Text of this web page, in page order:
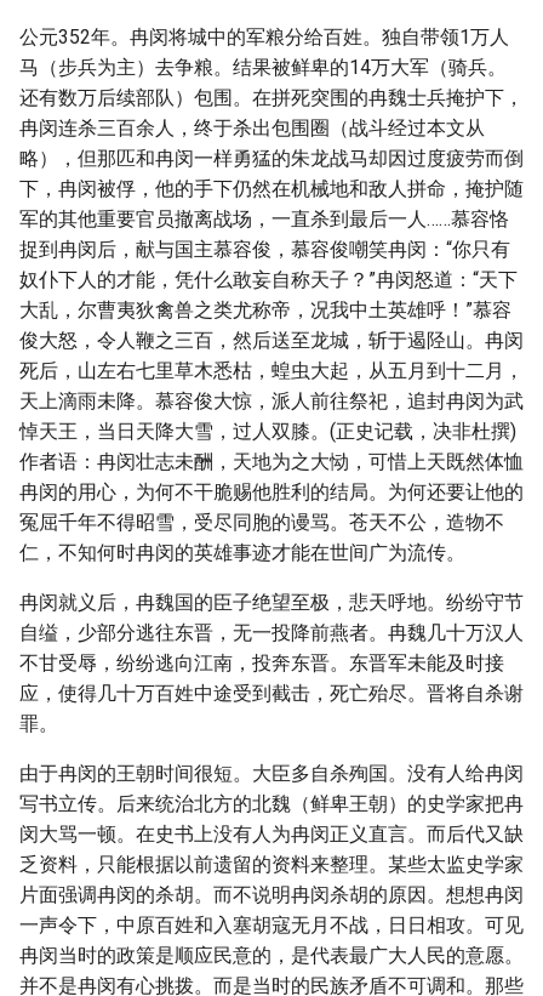
公元352年。冉闵将城中的军粮分给百姓。独自带领1万人
马（步兵为主）去争粮。结果被鲜卑的14万大军（骑兵。
还有数万后续部队）包围。在拼死突围的冉魏士兵掩护下，
冉闵连杀三百余人，终于杀出包围圈（战斗经过本文从
略），但那匹和冉闵一样勇猛的朱龙战马却因过度疲劳而倒
下，冉闵被俘，他的手下仍然在机械地和敌人拼命，掩护随
军的其他重要官员撤离战场，一直杀到最后一人……慕容恪
捉到冉闵后，献与国主慕容俊，慕容俊嘲笑冉闵：“你只有
奴仆下人的才能，凭什么敢妄自称天子？”冉闵怒道：“天下
大乱，尔曹夷狄禽兽之类尤称帝，况我中土英雄呼！”慕容
俊大怒，令人鞭之三百，然后送至龙城，斩于遏陉山。冉闵
死后，山左右七里草木悉枯，蝗虫大起，从五月到十二月，
天上滴雨未降。慕容俊大惊，派人前往祭祀，追封冉闵为武
悼天王，当日天降大雪，过人双膝。(正史记载，决非杜撰)
作者语：冉闵壮志未酬，天地为之大恸，可惜上天既然体恤
冉闵的用心，为何不干脆赐他胜利的结局。为何还要让他的
冤屈千年不得昭雪，受尽同胞的谩骂。苍天不公，造物不
仁，不知何时冉闵的英雄事迹才能在世间广为流传。
冉闵就义后，冉魏国的臣子绝望至极，悲天呼地。纷纷守节
自缢，少部分逃往东晋，无一投降前燕者。冉魏几十万汉人
不甘受辱，纷纷逃向江南，投奔东晋。东晋军未能及时接
应，使得几十万百姓中途受到截击，死亡殆尽。晋将自杀谢
罪。
由于冉闵的王朝时间很短。大臣多自杀殉国。没有人给冉闵
写书立传。后来统治北方的北魏（鲜卑王朝）的史学家把冉
闵大骂一顿。在史书上没有人为冉闵正义直言。而后代又缺
乏资料，只能根据以前遗留的资料来整理。某些太监史学家
片面强调冉闵的杀胡。而不说明冉闵杀胡的原因。想想冉闵
一声令下，中原百姓和入塞胡寇无月不战，日日相攻。可见
冉闵当时的政策是顺应民意的，是代表最广大人民的意愿。
并不是冉闵有心挑拨。而是当时的民族矛盾不可调和。那些